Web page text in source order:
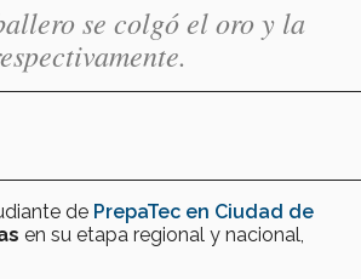
se colgó el oro y la
de PrepaTec en Ciudad de
en su etapa regional y nacional,